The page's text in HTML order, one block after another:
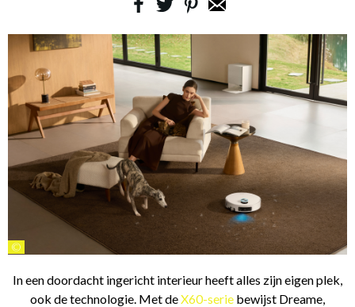
©
In een doordacht ingericht interieur heeft alles zijn eigen plek,
ook de technologie. Met deX60-serie bewijst Dreame,